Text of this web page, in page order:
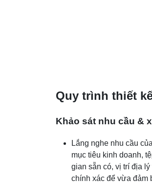
Quy trình thiết
Khảo sát nhu cầu &
Lắng nghe nhu cầu
mục tiêu kinh doanh,
gian sẵn có, vị trí địa
chính xác để vừa đảm